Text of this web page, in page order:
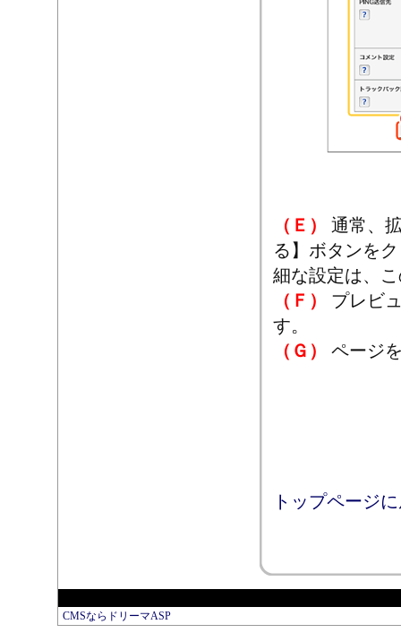
（Ｅ）
通常、
る】ボタンを
細な設定は、
（Ｆ）
プレビ
す。
（Ｇ）
ページ
トップページ
CMSならドリーマASP